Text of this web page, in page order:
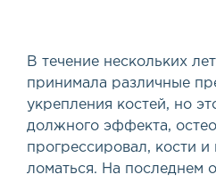
В течение нескольких
принимала различные
укрепления костей, но
должного эффекта,
прогрессировал, кости
ломаться. На последнем